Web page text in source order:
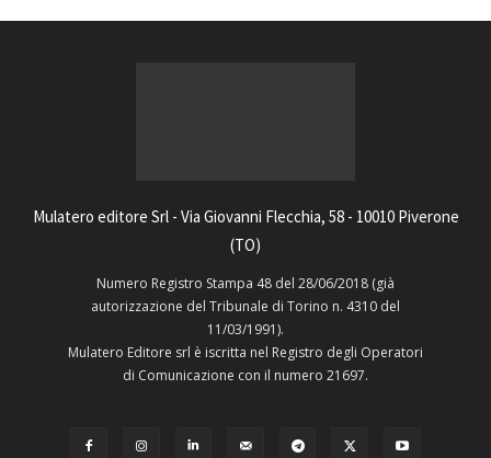
Mulatero editore Srl - Via Giovanni Flecchia, 58 - 10010 Piverone
(TO)
Numero Registro Stampa 48 del 28/06/2018 (già
autorizzazione del Tribunale di Torino n. 4310 del
11/03/1991).
Mulatero Editore srl è iscritta nel Registro degli Operatori
di Comunicazione con il numero 21697.